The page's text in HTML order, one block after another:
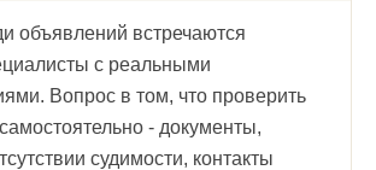
объявлений встречаются
с реальными
Вопрос в том, что проверить
- документы,
судимости, контакты